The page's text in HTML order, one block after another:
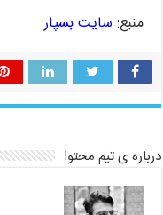
منبع: سایت بسپار
درباره ی تیم محتوا